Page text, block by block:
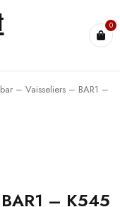
0
– Vaisseliers – BAR1 –
– K545